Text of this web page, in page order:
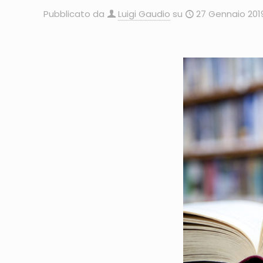
Pubblicato da Luigi Gaudio su 27 Gennaio